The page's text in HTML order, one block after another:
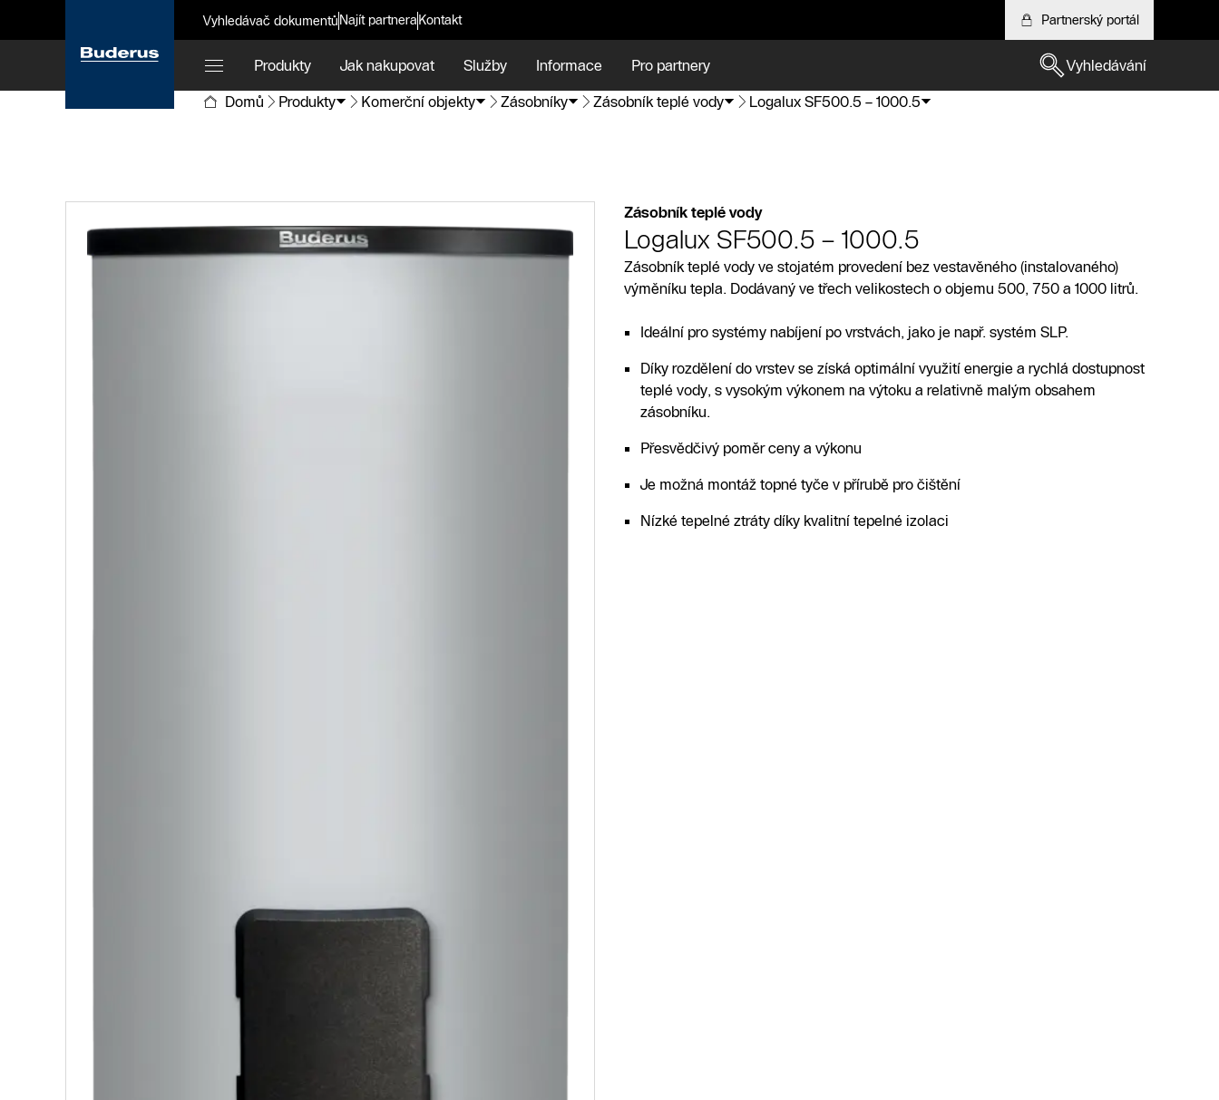
Vyhledávač dokumentůNajít partneraKontakt Partnerský portál
Produkty Jak nakupovat Služby Informace Pro partnery
Vyhledávání
Domů
Produkty Komerční objekty Zásobníky Zásobník teplé vody Logalux SF500.5 – 1000.5
Zásobník teplé vody
Logalux SF500.5 – 1000.5
Zásobník teplé vody ve stojatém provedení bez vestavěného (instalovaného)
výměníku tepla. Dodávaný ve třech velikostech o objemu 500, 750 a 1000 litrů.
Ideální pro systémy nabíjení po vrstvách, jako je např. systém SLP.
Díky rozdělení do vrstev se získá optimální využití energie a rychlá dostupnost
teplé vody, s vysokým výkonem na výtoku a relativně malým obsahem
zásobníku.
Přesvědčivý poměr ceny a výkonu
Je možná montáž topné tyče v přírubě pro čištění
Nízké tepelné ztráty díky kvalitní tepelné izolaci